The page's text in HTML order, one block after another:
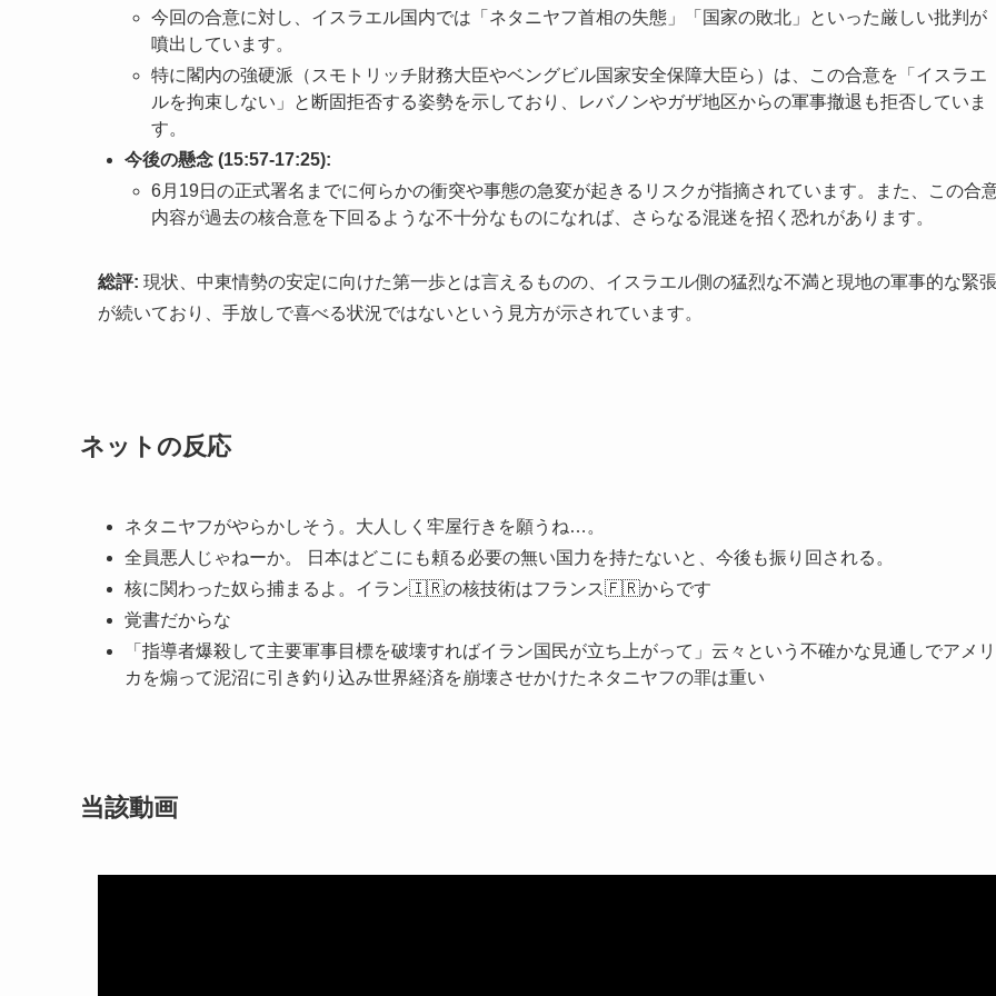
今回の合意に対し、イスラエル国内では「ネタニヤフ首相の失態」「国家の敗北」といった厳しい批判が
噴出しています。
特に閣内の強硬派（スモトリッチ財務大臣やベングビル国家安全保障大臣ら）は、この合意を「イスラエ
ルを拘束しない」と断固拒否する姿勢を示しており、レバノンやガザ地区からの軍事撤退も拒否していま
す。
今後の懸念 (15:57-17:25):
6月19日の正式署名までに何らかの衝突や事態の急変が起きるリスクが指摘されています。また、この合
内容が過去の核合意を下回るような不十分なものになれば、さらなる混迷を招く恐れがあります。
総評: 現状、中東情勢の安定に向けた第一歩とは言えるものの、イスラエル側の猛烈な不満と現地の軍事的な緊張
が続いており、手放しで喜べる状況ではないという見方が示されています。
ネットの反応
ネタニヤフがやらかしそう。大人しく牢屋行きを願うね…。
全員悪人じゃねーか。 日本はどこにも頼る必要の無い国力を持たないと、今後も振り回される。
核に関わった奴ら捕まるよ。イラン🇮🇷の核技術はフランス🇫🇷からです
覚書だからな
「指導者爆殺して主要軍事目標を破壊すればイラン国民が立ち上がって」云々という不確かな見通しでアメリ
カを煽って泥沼に引き釣り込み世界経済を崩壊させかけたネタニヤフの罪は重い
当該動画